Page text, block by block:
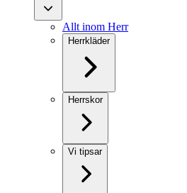
Allt inom Herr
Herrkläder
Herrskor
Vi tipsar